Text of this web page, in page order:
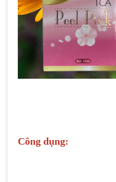
Công dụng: